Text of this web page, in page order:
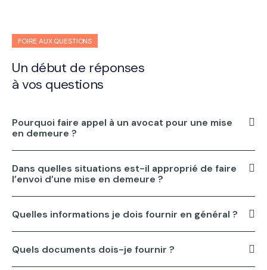
FOIRE AUX QUESTIONS
Un début de réponses
à vos questions
Pourquoi faire appel à un avocat pour une mise
en demeure ?
Dans quelles situations est-il approprié de faire
l’envoi d’une mise en demeure ?
Quelles informations je dois fournir en général ?
Quels documents dois-je fournir ?